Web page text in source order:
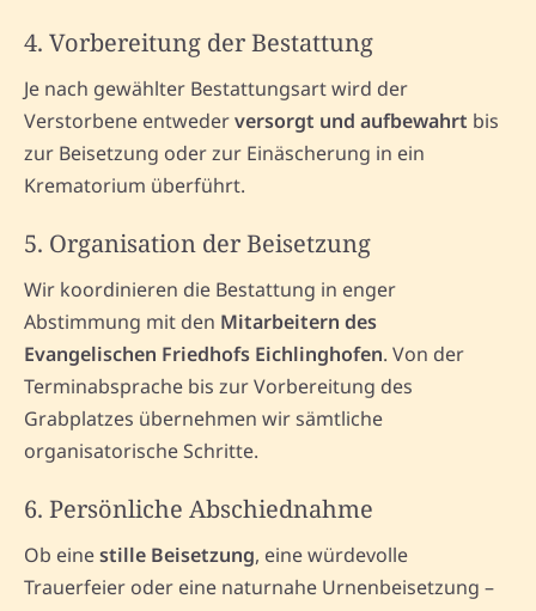
4. Vorbereitung der Bestattung
Je nach gewählter Bestattungsart wird der
Verstorbene entwederversorgt und aufbewahrt bis
zur Beisetzung oder zur Einäscherung in ein
Krematorium überführt.
5. Organisation der Beisetzung
Wir koordinieren die Bestattung in enger
Abstimmung mit den Mitarbeitern des
Evangelischen Friedhofs Eichlinghofen. Von der
Terminabsprache bis zur Vorbereitung des
Grabplatzes übernehmen wir sämtliche
organisatorische Schritte.
6. Persönliche Abschiednahme
Ob einestille Beisetzung, eine würdevolle
Trauerfeier oder eine naturnahe Urnenbeisetzung –